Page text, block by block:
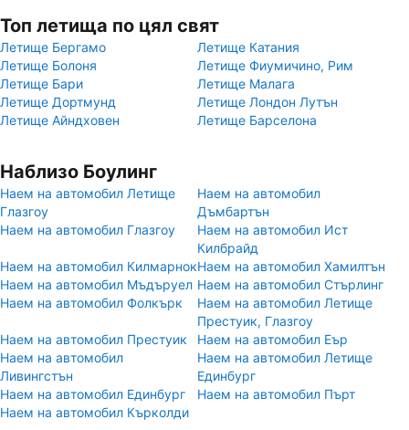
Топ летища по цял свят
Летище Бергамо
Летище Катания
Летище Болоня
Летище Фиумичино, Рим
Летище Бари
Летище Малага
Летище Дортмунд
Летище Лондон Лутън
Летище Айндховен
Летище Барселона
Наблизо Боулинг
Наем на автомобил Летище
Глазгоу
Наем на автомобил
Дъмбартън
Наем на автомобил Глазгоу
Наем на автомобил Ист
Килбрайд
Наем на автомобил КилмарнокНаем на автомобил Хамилтън
Наем на автомобил Мъдъруел Наем на автомобил Стърлинг
Наем на автомобил Фолкърк
Наем на автомобил Летище
Престуик, Глазгоу
Наем на автомобил Престуик
Наем на автомобил Еър
Наем на автомобил
Ливингстън
Наем на автомобил Летище
Единбург
Наем на автомобил Единбург
Наем на автомобил Пърт
Наем на автомобил Кърколди